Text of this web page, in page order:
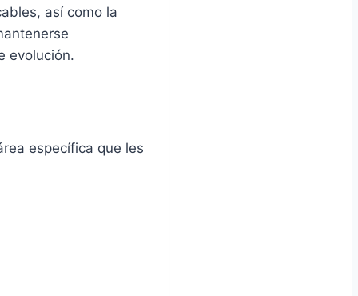
así como la
evolución.
específica que les